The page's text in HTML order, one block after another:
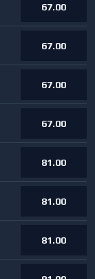
67.00
67.00
67.00
67.00
81.00
81.00
81.00